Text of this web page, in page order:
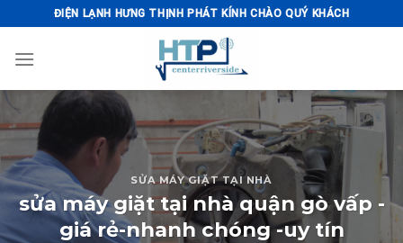
to
content
ĐIỆN LẠNH HƯNG THỊNH PHÁT KÍNH CHÀO QUÝ KHÁCH
SỬA MÁY GIẶT TẠI NHÀ
sửa máy giặt tại nhà quận gò vấp -
giá rẻ-nhanh chóng -uy tín